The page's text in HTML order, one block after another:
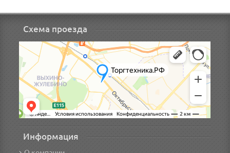
Схема проезда
Информация